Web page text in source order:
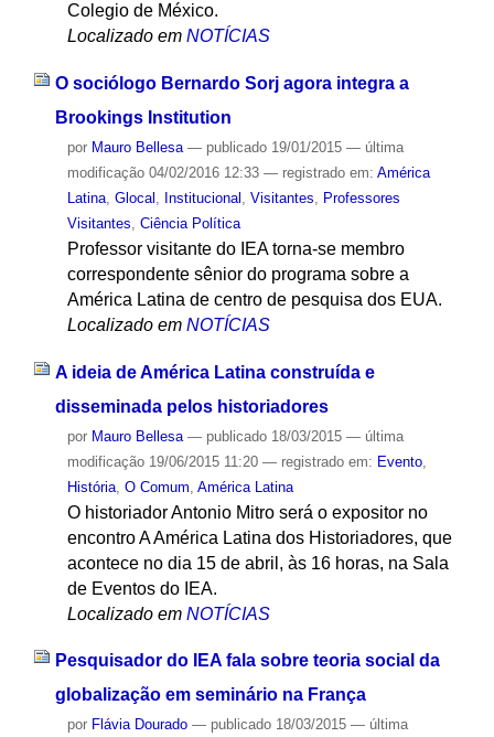
Colegio de México.
Localizado em NOTÍCIAS
O sociólogo Bernardo Sorj agora integra a
Brookings Institution
por Mauro Bellesa — publicado19/01/2015 — última
modificação04/02/2016 12:33 — registrado em: América
Latina, Glocal , Institucional , Visitantes, Professores
Visitantes, Ciência Política
Professor visitante do IEA torna-se membro
correspondente sênior do programa sobre a
América Latina de centro de pesquisa dos EUA.
Localizado em NOTÍCIAS
A ideia de América Latina construída e
disseminada pelos historiadores
por Mauro Bellesa — publicado18/03/2015 — última
modificação19/06/2015 11:20 — registrado em: Evento,
História, O Comum América Latina
O historiador Antonio Mitro será o expositor no
encontro A América Latina dos Historiadores, que
acontece no dia 15 de abril, às 16 horas, na Sala
de Eventos do IEA.
Localizado em NOTÍCIAS
Pesquisador do IEA fala sobre teoria social da
globalização em seminário na França
por Flávia Dourado — publicado18/03/2015 — última